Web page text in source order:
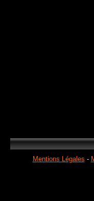
Mentions Légales